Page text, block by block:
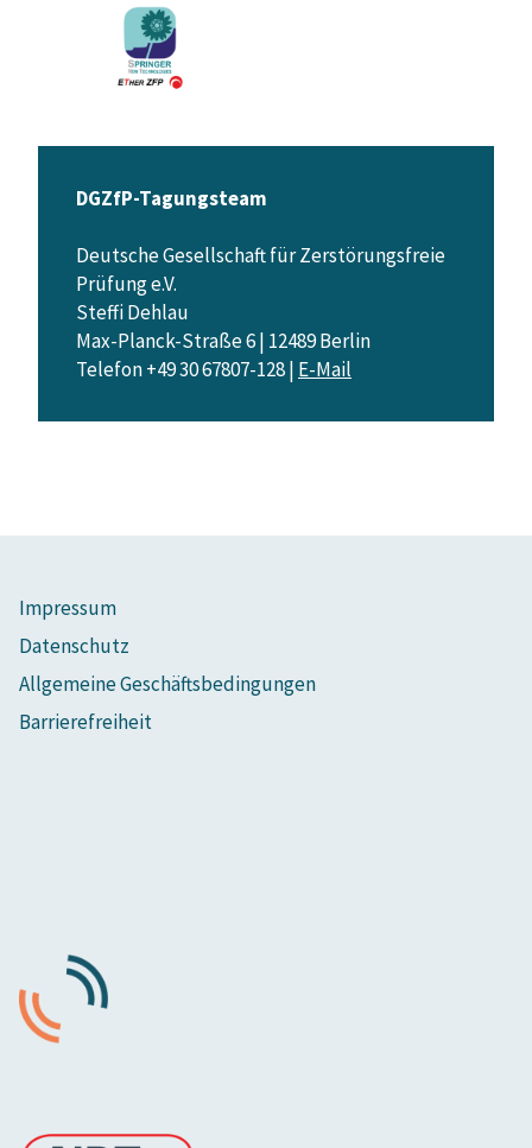
DGZfP-Tagungsteam
Deutsche Gesellschaft für Zerstörungsfreie
Prüfung e.V.
Steffi Dehlau
Max-Planck-Straße 6 | 12489 Berlin
Telefon +49 30 67807-128 | E-Mail
Impressum
Datenschutz
Allgemeine Geschäftsbedingungen
Barrierefreiheit